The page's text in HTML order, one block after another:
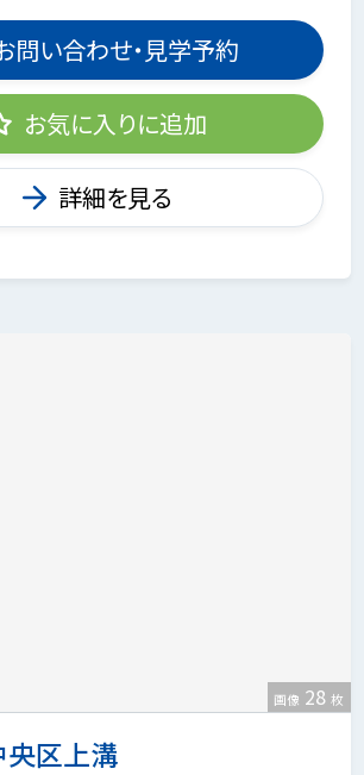
問い合わせ・見学予約
お気に入りに追加
詳細を見る
区上溝
画像 28 枚